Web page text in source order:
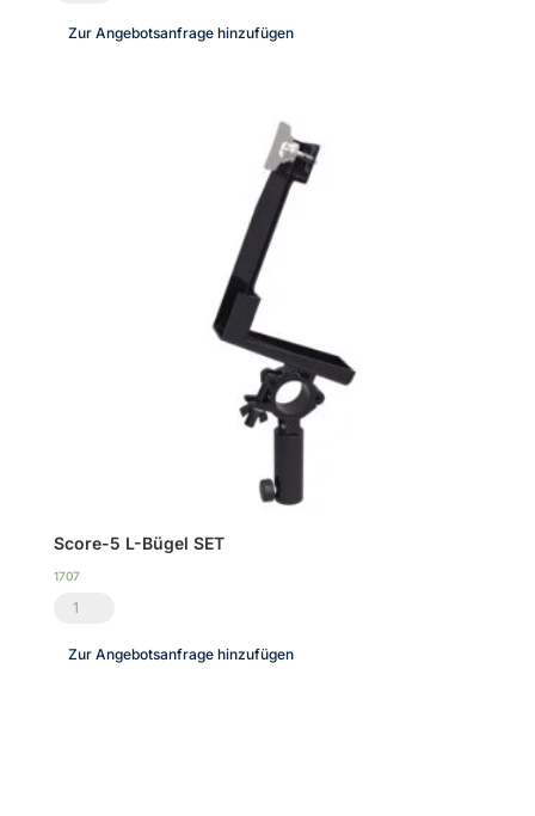
Zur Angebotsanfrage hinzufügen
Score-5 L-Bügel SET
1707
Score-
Zur Angebotsanfrage hinzufügen